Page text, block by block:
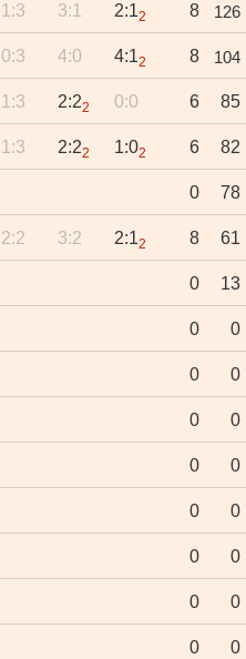
1:3 3:1 2:12 8 126
0:3 4:0 4:12 8 104
1:3 2:22 0:0 6 85
1:3 2:22 1:02 6 82
0 78
2:2 3:2 2:12 8 61
0 13
0 0
0 0
0 0
0 0
0 0
0 0
0 0
0 0